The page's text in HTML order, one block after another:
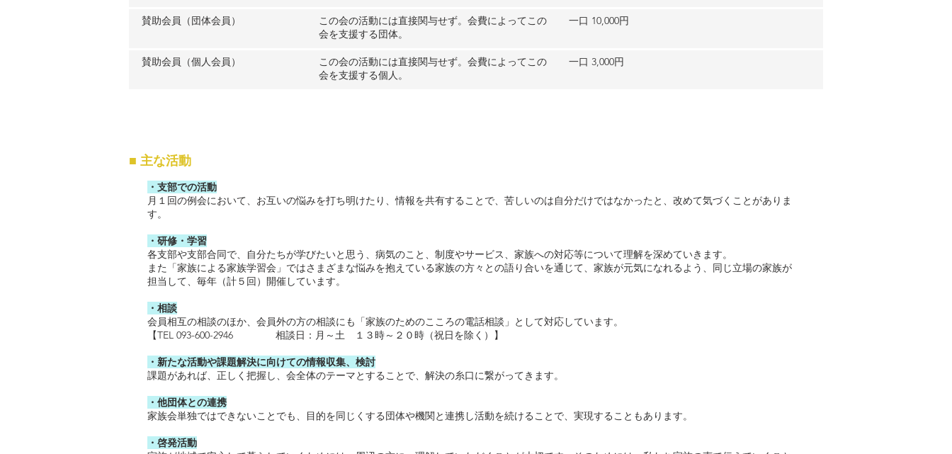
賛助会員（団体会員）
この会の活動には直接関与せず。会費によってこの
会を支援する団体。
一口 10,000円
賛助会員（個人会員）
この会の活動には直接関与せず。会費によってこの
会を支援する個人。
一口 3,000円
■ 主な活動
・支部での活動
月１回の例会において、お互いの悩みを打ち明けたり、情報を共有することで、苦しいのは自分だけではなかったと、改めて気づくことがありま
す。
・研修・学習
各支部や支部合同で、自分たちが学びたいと思う、病気のこと、制度やサービス、家族への対応等について理解を深めていきます。
また「家族による家族学習会」ではさまざまな悩みを抱えている家族の方々との語り合いを通じて、家族が元気になれるよう、同じ立場の家族が
担当して、毎年（計５回）開催しています。
・相談
会員相互の相談のほか、会員外の方の相談にも「家族のためのこころの電話相談」として対応しています。
【TEL 093-600-2946 相談日：月～土 １３時～２０時（祝日を除く）】
・新たな活動や課題解決に向けての情報収集、検討
課題があれば、正しく把握し、会全体のテーマとすることで、解決の糸口に繋がってきます。
・他団体との連携
家族会単独ではできないことでも、目的を同じくする団体や機関と連携し活動を続けることで、実現することもあります。
・啓発活動